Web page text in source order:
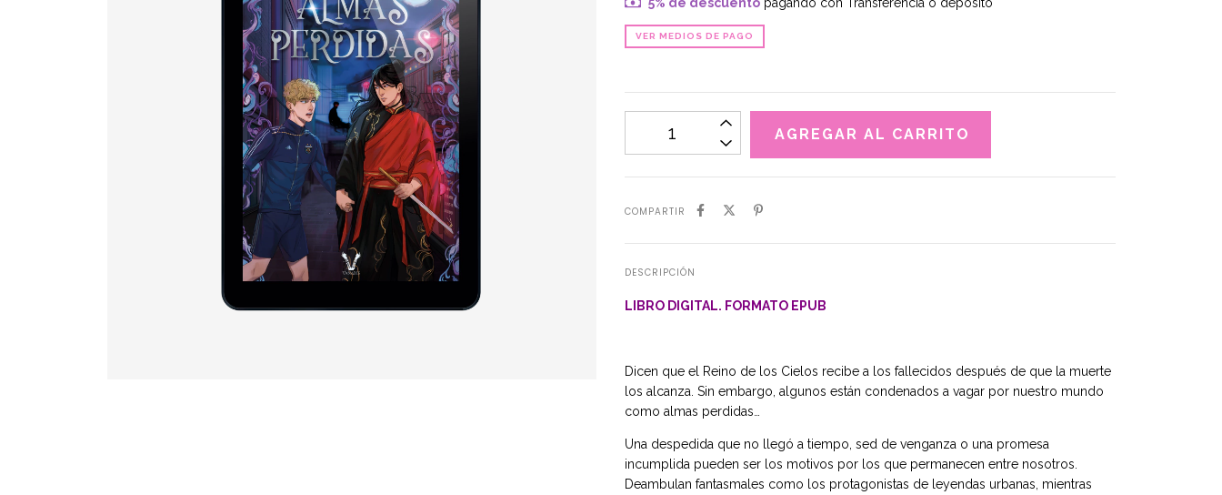
VER MEDIOS DE PAGO
COMPARTIR
DESCRIPCIÓN
LIBRO DIGITAL. FORMATO EPUB
Dicen que el Reino de los Cielos recibe a los fallecidos después de que la muerte
los alcanza. Sin embargo, algunos están condenados a vagar por nuestro mundo
como almas perdidas…
Una despedida que no llegó a tiempo, sed de venganza o una promesa
incumplida pueden ser los motivos por los que permanecen entre nosotros.
Deambulan fantasmales como los protagonistas de leyendas urbanas, mientras